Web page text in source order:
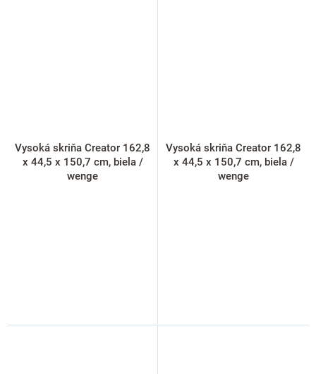
Vysoká skriňa Creator 162,8
x 44,5 x 150,7 cm, biela /
wenge
Vysoká skriňa Creator 162,8
x 44,5 x 150,7 cm, biela /
wenge